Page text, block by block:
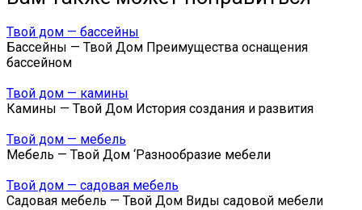
Твой дом — бассейны
Бассейны — Твой Дом Преимущества оснащения
бассейном
Твой дом — камины
Камины — Твой Дом История создания и развития
Твой дом — мебель
Мебель — Твой Дом ‘Разнообразие мебели
Твой дом — садовая мебель
Садовая мебель — Твой Дом Виды садовой мебели